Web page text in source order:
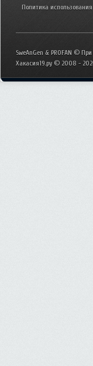
Политика
SweAnGen & PROFAN ©
Хакасия19.ру © 2008 -